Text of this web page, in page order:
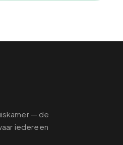
— de
iedereen